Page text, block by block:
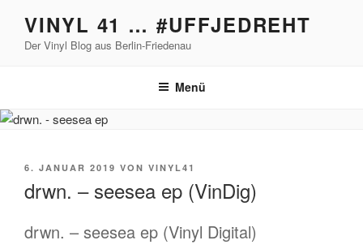
Inhalt
springen
VINYL 41 … #UFFJEDREHT
Der Vinyl Blog aus Berlin-Friedenau
Menü
VERÖFFENTLICHT
6. JANUAR 2019 VON VINYL41
drwn. – seesea ep (VinDig)
drwn. – seesea ep (Vinyl Digital)